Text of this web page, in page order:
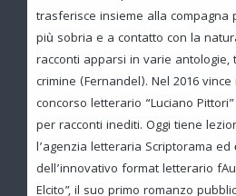
trasferisce insieme alla compagna
più sobria e a contatto con la
racconti apparsi in varie antologie,
crimine (Fernandel). Nel 2016
concorso letterario “Luciano
per racconti inediti. Oggi tiene
l’agenzia letteraria Scriptorama
dell’innovativo format letterario
Elcito”, il suo primo romanzo